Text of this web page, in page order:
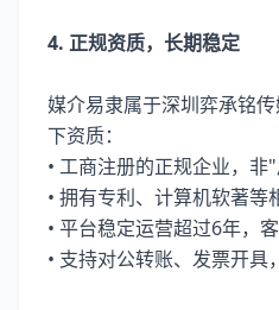
4. 正规资质，长期稳定
媒介易隶属于深圳弈承铭
下资质：
• 工商注册的正规企业，非
• 拥有专利、计算机软著等
• 平台稳定运营超过6年，
• 支持对公转账、发票开具